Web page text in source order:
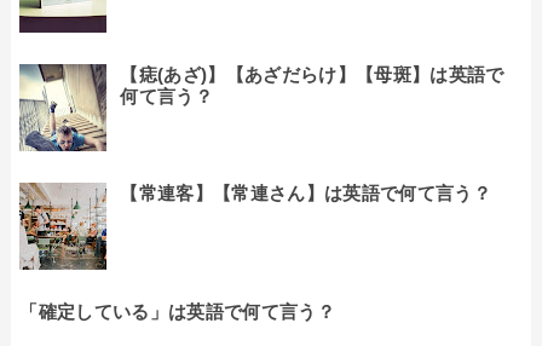
【痣(あざ)】【あざだらけ】【母斑】は英語で
何て言う？
【常連客】【常連さん】は英語で何て言う？
「確定している」は英語で何て言う？